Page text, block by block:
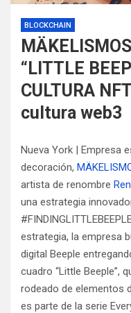
BLOCKCHAIN
“LITTLE
CULTURA
cultura web3
Nueva York | Empresa
decoración,
artista de renombre
una estrategia
estrategia, la empresa
digital Beeple
cuadro “Little Beeple”,
rodeado de elementos
es parte de la serie